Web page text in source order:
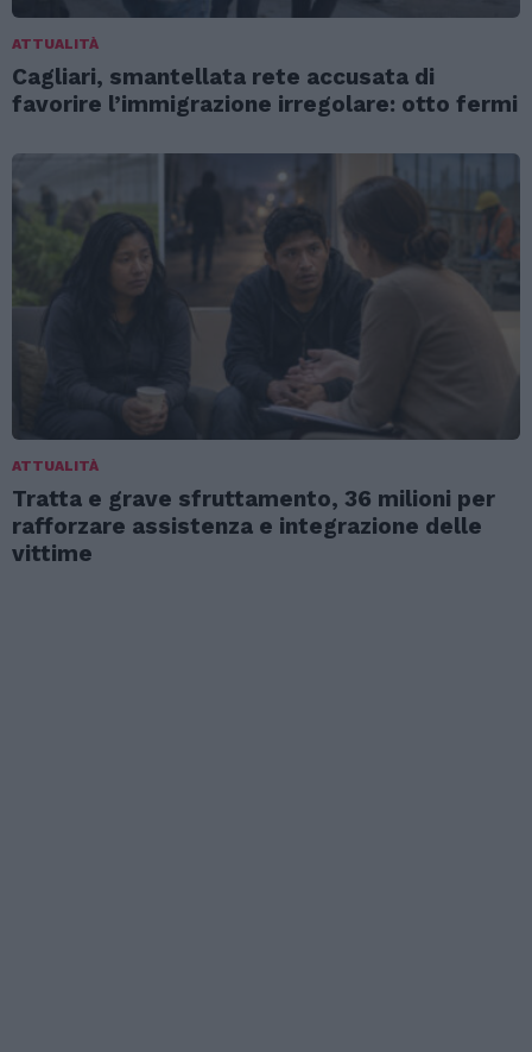
ATTUALITÀ
Cagliari, smantellata rete accusata di
favorire l’immigrazione irregolare: otto fermi
ATTUALITÀ
Tratta e grave sfruttamento, 36 milioni per
rafforzare assistenza e integrazione delle
vittime